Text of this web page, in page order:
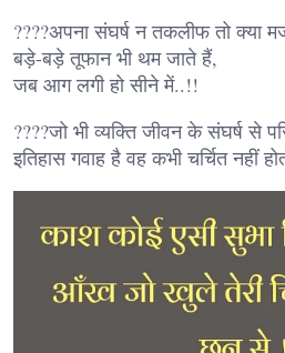
????अपना संघर्ष न तकलीफ तो क्या
बड़े-बड़े तूफान भी थम जाते हैं,
जब आग लगी हो सीने में..!!
????जो भी व्यक्ति जीवन के संघर्ष से
इतिहास गवाह है वह कभी चर्चित नहीं